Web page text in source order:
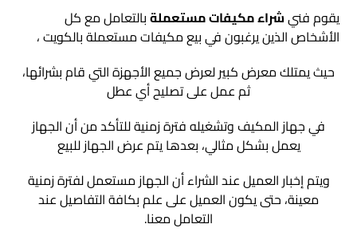
يقوم فنيشراء مكيفات مستعملةبالتعامل مع كل
الأشخاص الذين يرغبون في بيع مكيفات مستعملة بالكويت ،
حيث يمتلك معرض كبير لعرض جميع الأجهزة التي قام بشرائها،
ثم عمل على تصليح أي عطل
في جهاز المكيف وتشغيله فترة زمنية للتأكد من أن الجهاز
يعمل بشكل مثالي، بعدها يتم عرض الجهاز للبيع
ويتم إخبار العميل عند الشراء أن الجهاز مستعمل لفترة زمنية
معينة، حتى يكون العميل على علم بكافة التفاصيل عند
التعامل معنا.